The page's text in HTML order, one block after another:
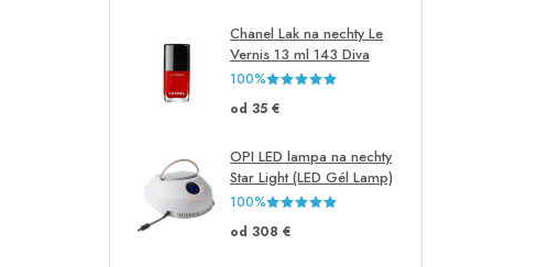
Chanel Lak na nechty Le
Vernis 13 ml 143 Diva
100%
od 35 €
OPI LED lampa na nechty
Star Light (LED Gél Lamp)
100%
od 308 €